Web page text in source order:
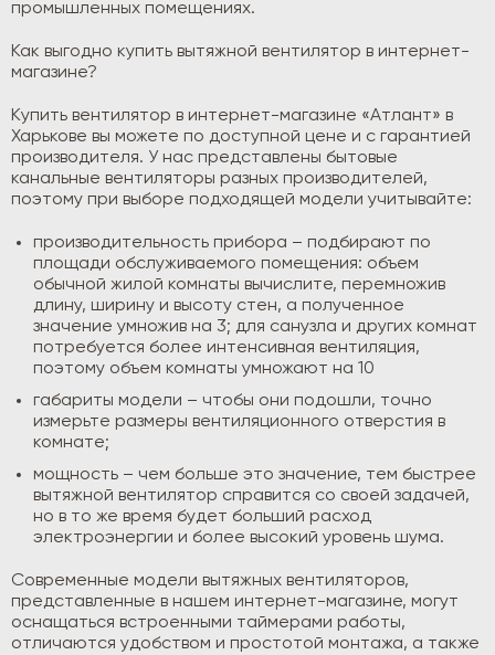
промышленных помещениях.
Как выгодно купить вытяжной вентилятор в интернет-
магазине?
Купить вентилятор в интернет-магазине «Атлант» в
Харькове вы можете по доступной цене и с гарантией
производителя. У нас представлены бытовые
канальные вентиляторы разных производителей,
поэтому при выборе подходящей модели учитывайте:
производительность прибора – подбирают по
площади обслуживаемого помещения: объем
обычной жилой комнаты вычислите, перемножив
длину, ширину и высоту стен, а полученное
значение умножив на 3; для санузла и других комнат
потребуется более интенсивная вентиляция,
поэтому объем комнаты умножают на 10
габариты модели – чтобы они подошли, точно
измерьте размеры вентиляционного отверстия в
комнате;
мощность – чем больше это значение, тем быстрее
вытяжной вентилятор справится со своей задачей,
но в то же время будет больший расход
электроэнергии и более высокий уровень шума.
Современные модели вытяжных вентиляторов,
представленные в нашем интернет-магазине, могут
оснащаться встроенными таймерами работы,
отличаются удобством и простотой монтажа, а также